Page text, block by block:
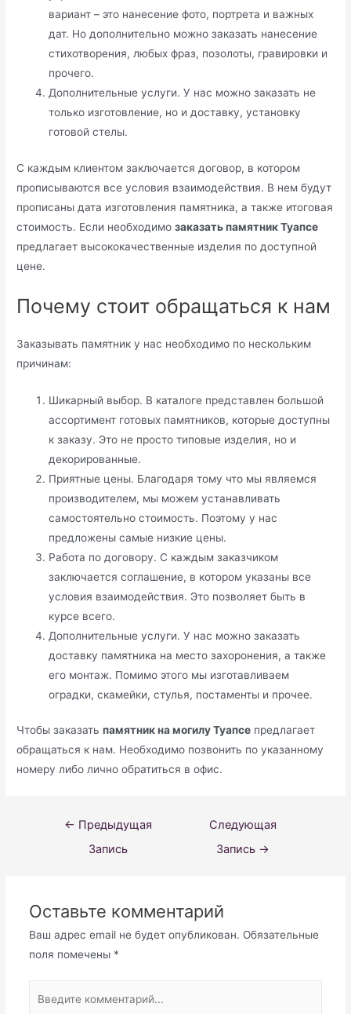
вариант – это нанесение фото, портрета и важных
дат. Но дополнительно можно заказать нанесение
стихотворения, любых фраз, позолоты, гравировки и
прочего.
Дополнительные услуги. У нас можно заказать не
только изготовление, но и доставку, установку
готовой стелы.
С каждым клиентом заключается договор, в котором
прописываются все условия взаимодействия. В нем будут
прописаны дата изготовления памятника, а также итоговая
стоимость. Если необходимозаказать памятник Туапсе
предлагает высококачественные изделия по доступной
цене.
Почему стоит обращаться к нам
Заказывать памятник у нас необходимо по нескольким
причинам:
Шикарный выбор. В каталоге представлен большой
ассортимент готовых памятников, которые доступны
к заказу. Это не просто типовые изделия, но и
декорированные.
Приятные цены. Благодаря тому что мы являемся
производителем, мы можем устанавливать
самостоятельно стоимость. Поэтому у нас
предложены самые низкие цены.
Работа по договору. С каждым заказчиком
заключается соглашение, в котором указаны все
условия взаимодействия. Это позволяет быть в
курсе всего.
Дополнительные услуги. У нас можно заказать
доставку памятника на место захоронения, а также
его монтаж. Помимо этого мы изготавливаем
оградки, скамейки, стулья, постаменты и прочее.
Чтобы заказатьпамятник на могилу Туапсе предлагает
обращаться к нам. Необходимо позвонить по указанному
номеру либо лично обратиться в офис.
Навигация
← Предыдущая
Запись
Следующая
Запись →
Оставьте комментарий
Ваш адрес email не будет опубликован. Обязательные
поля помечены *
комментарий...